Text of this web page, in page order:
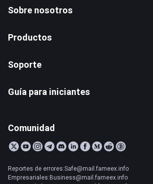
Sobre nosotros
Productos
Soporte
Guía para iniciantes
Comunidad
Reportes de errores:Safe@mail.fameex.info
Empresariales:Business@mail.fameex.info